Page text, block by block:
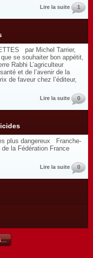
Lire la suite 1
par Michel Tarrier,
se souhaiter bon appétit,
Rabhi L’agriculteur
et de l’avenir de la
de faveur chez l’éditeur,
Lire la suite 0
plus dangereux Franche-
la Fédération France
Lire la suite 0